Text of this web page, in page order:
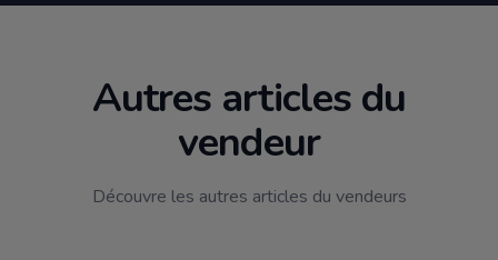
Autres articles du
vendeur
Découvre les autres articles du vendeurs